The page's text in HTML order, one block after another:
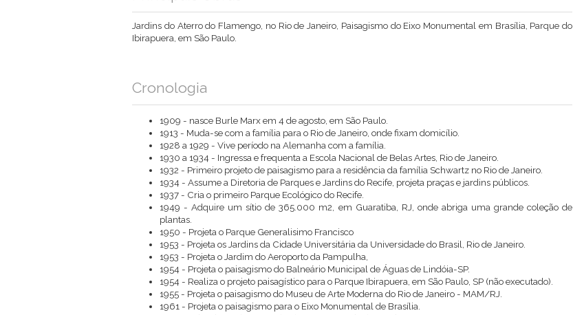
Jardins do Aterro do Flamengo, no Rio de Janeiro, Paisagismo do Eixo Monumental em Brasília, Parque do
Ibirapuera, em São Paulo.
Cronologia
1909 - nasce Burle Marx em 4 de agosto, em São Paulo.
1913 - Muda-se com a família para o Rio de Janeiro, onde fixam domicílio.
1928 a 1929 - Vive período na Alemanha com a família.
1930 a 1934 - Ingressa e frequenta a Escola Nacional de Belas Artes, Rio de Janeiro.
1932 - Primeiro projeto de paisagismo para a residência da família Schwartz no Rio de Janeiro.
1934 - Assume a Diretoria de Parques e Jardins do Recife, projeta praças e jardins públicos.
1937 - Cria o primeiro Parque Ecológico do Recife.
1949 - Adquire um sítio de 365.000 m2, em Guaratiba, RJ, onde abriga uma grande coleção de
plantas.
1950 - Projeta o Parque Generalisimo Francisco
1953 - Projeta os Jardins da Cidade Universitária da Universidade do Brasil, Rio de Janeiro.
1953 - Projeta o Jardim do Aeroporto da Pampulha,
1954 - Projeta o paisagismo do Balneário Municipal de Águas de Lindóia-SP.
1954 - Realiza o projeto paisagístico para o Parque Ibirapuera, em São Paulo, SP (não executado).
1955 - Projeta o paisagismo do Museu de Arte Moderna do Rio de Janeiro - MAM/RJ.
1961 - Projeta o paisagismo para o Eixo Monumental de Brasília.